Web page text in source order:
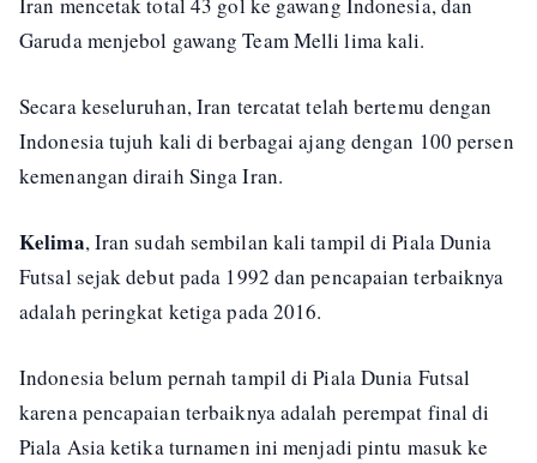
Garuda menjebol gawang Team Melli lima kali.
Secara keseluruhan, Iran tercatat telah bertemu dengan
Indonesia tujuh kali di berbagai ajang dengan 100 persen
kemenangan diraih Singa Iran.
Kelima, Iran sudah sembilan kali tampil di Piala Dunia
Futsal sejak debut pada 1992 dan pencapaian terbaiknya
adalah peringkat ketiga pada 2016.
Indonesia belum pernah tampil di Piala Dunia Futsal
karena pencapaian terbaiknya adalah perempat final di
Piala Asia ketika turnamen ini menjadi pintu masuk ke